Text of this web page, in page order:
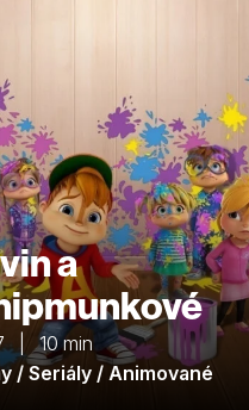
a
| 10 min
/ Seriály / Animované